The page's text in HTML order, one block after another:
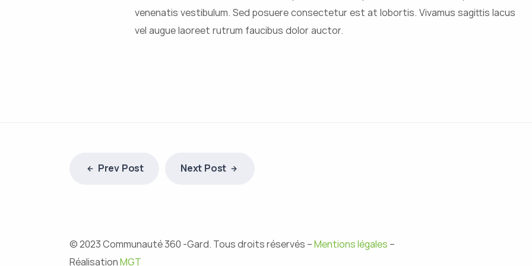
venenatis vestibulum. Sed posuere consectetur est at lobortis. Vivamus sagittis lacus
vel augue laoreet rutrum faucibus dolor auctor.
Prev Post Next Post
© 2023 Communauté 360 -Gard. Tous droits réservés –Mentions légales –
RéalisationMGT